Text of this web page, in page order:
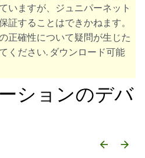
いますが、ジュニパーネット
証することはできかねます。
正確性について疑問が生じた
ください. ダウンロード可能
ションのデバ
arrow_backward arrow_forward